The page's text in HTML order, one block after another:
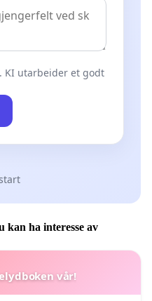
KI utarbeider et godt
ha interesse av
vår!